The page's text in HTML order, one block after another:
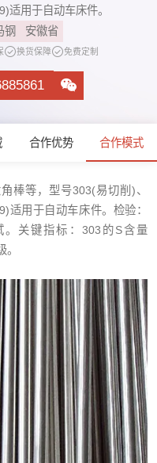
适用于自动车床件。
钢 安徽省
换货保障 免费定制
合作优势 合作模式
棒等，型号303(易切削)、
适用于自动车床件。检验：
。关键指标：303的S含量